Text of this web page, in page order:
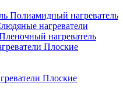
Полиамидный нагреватель
нагреватели
нагреватель
Плоские
Плоские